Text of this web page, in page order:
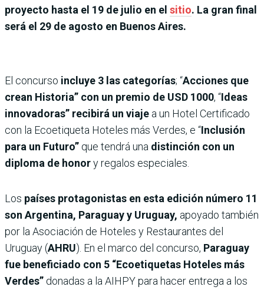
proyecto hasta el 19 de julio en el sitio. La gran final
será el 29 de agosto en Buenos Aires.
El concurso incluye 3 las categorías; “Acciones que
crean Historia” con un premio de USD 1000, “Ideas
innovadoras” recibirá un viaje a un Hotel Certificado
con la Ecoetiqueta Hoteles más Verdes, e “Inclusión
para un Futuro” que tendrá una distinción con un
diploma de honory regalos especiales.
Los países protagonistas en esta edición número 11
son Argentina, Paraguay y Uruguay, apoyado también
por la Asociación de Hoteles y Restaurantes del
Uruguay (AHRU). En el marco del concurso, Paraguay
fue beneficiado con 5 “Ecoetiquetas Hoteles más
Verdes” donadas a la AIHPY para hacer entrega a los